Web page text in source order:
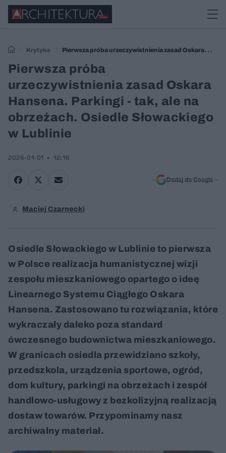
Krytyka
Pierwsza próba urzeczywistnienia zasad Oskara
Hansena. Parkingi - tak, ale na obrzeżach. Osiedle Słowackiego w
Pierwsza próba
urzeczywistnienia zasad Oskara
Hansena. Parkingi - tak, ale na
obrzeżach. Osiedle Słowackiego
w Lublinie
2026-01-01 12:16
Dodaj do Google
Maciej Czarnecki
Osiedle Słowackiego w Lublinie to pierwsza
w Polsce realizacja humanistycznej wizji
zespołu mieszkaniowego opartego o ideę
Linearnego Systemu Ciągłego Oskara
Hansena. Zastosowano tu rozwiązania, które
wykraczały daleko poza standard
ówczesnego budownictwa mieszkaniowego.
W granicach osiedla przewidziano szkoły,
przedszkola, urządzenia sportowe, ogród,
dom kultury, parkingi na obrzeżach i zespół
handlowo-usługowy z bezkolizyjną realizacją
dostaw towarów. Przypominamy nasz
archiwalny materiał.